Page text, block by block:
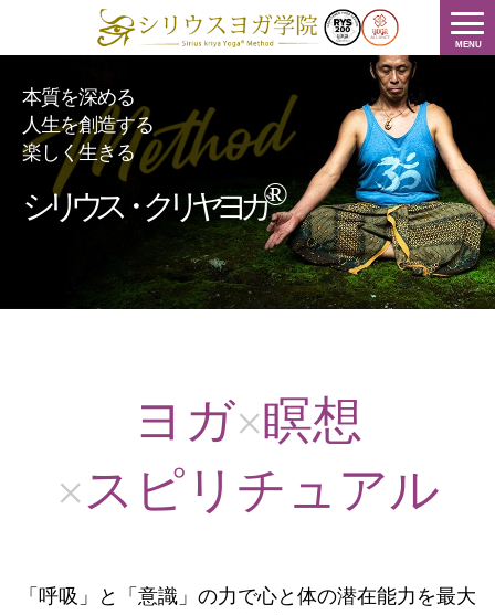
MENU
本質を深める
人生を創造する
楽しく生きる
シリウス・クリヤヨガ®
ヨガ×瞑想
×スピリチュアル
「呼吸」と「意識」の力で心と体の潜在能力を最大